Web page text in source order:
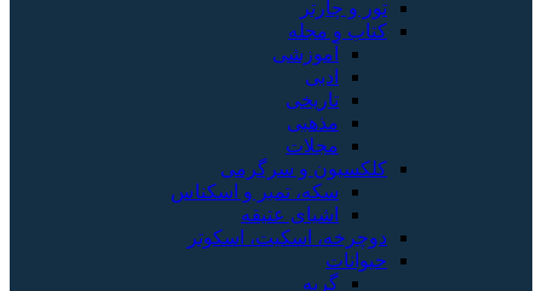
تور و چارتر
کتاب و مجله
آموزشی
ادبی
تاریخی
مذهبی
مجلات
کلکسیون و سرگرمی
سکه، تمبر و اسکناس
اشیای عتیقه
دوچرخه، اسکیت، اسکوتر
حیوانات
گربه